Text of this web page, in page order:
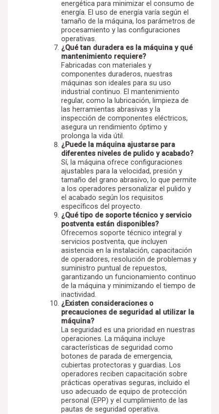
energética para minimizar el consumo de
energía. El uso de energía varía según el
tamaño de la máquina, los parámetros de
procesamiento y las configuraciones
operativas.
¿Qué tan duradera es la máquina y qué
mantenimiento requiere?
Fabricadas con materiales y
componentes duraderos, nuestras
máquinas son ideales para su uso
industrial continuo. El mantenimiento
regular, como la lubricación, limpieza de
las herramientas abrasivas y la
inspección de componentes eléctricos,
asegura un rendimiento óptimo y
prolonga la vida útil.
¿Puede la máquina ajustarse para
diferentes niveles de pulido y acabado?
Sí, la máquina ofrece configuraciones
ajustables para la velocidad, presión y
tamaño del grano abrasivo, lo que permite
a los operadores personalizar el pulido y
el acabado según los requisitos
específicos del proyecto.
¿Qué tipo de soporte técnico y servicio
postventa están disponibles?
Ofrecemos soporte técnico integral y
servicios postventa, que incluyen
asistencia en la instalación, capacitación
de operadores, resolución de problemas y
suministro puntual de repuestos,
garantizando un funcionamiento continuo
de la máquina y minimizando el tiempo de
inactividad.
¿Existen consideraciones o
precauciones de seguridad al utilizar la
máquina?
La seguridad es una prioridad en nuestras
operaciones. La máquina incluye
características de seguridad como
botones de parada de emergencia,
cubiertas protectoras y guardias. Los
operadores reciben capacitación sobre
prácticas operativas seguras, incluido el
uso adecuado de equipo de protección
personal (EPP) y el cumplimiento de las
pautas de seguridad operativa.